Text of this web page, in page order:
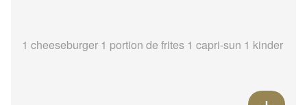
1 cheeseburger 1 portion de frites 1 capri-sun 1 kinder